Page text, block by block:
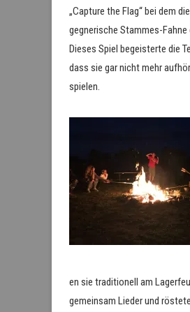
„Capture the Flag“ bei dem
gegnerische Stammes-Fahne
Dieses Spiel begeisterte die
dass sie gar nicht mehr
spielen.
en sie traditionell am
gemeinsam Lieder und